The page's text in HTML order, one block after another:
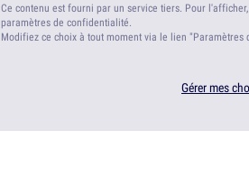
Ce contenu est fourni par un service tiers. Pour
paramètres de confidentialité.
Modifiez ce choix à tout moment via le lien
Gérer mes